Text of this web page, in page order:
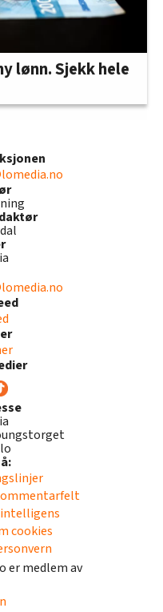
lønn. Sjekk hele
intelligens
cookies
er medlem av